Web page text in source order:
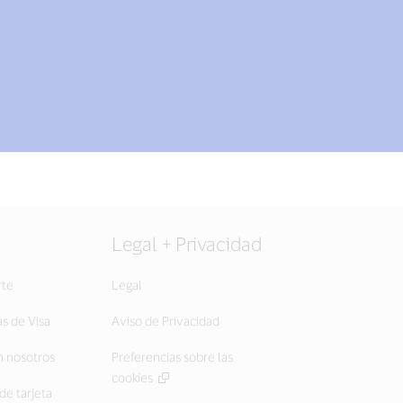
de Visa
nosotros
tarjeta
Legal + Privacidad
Legal
Aviso de Privacidad
Preferencias sobre las
cookies